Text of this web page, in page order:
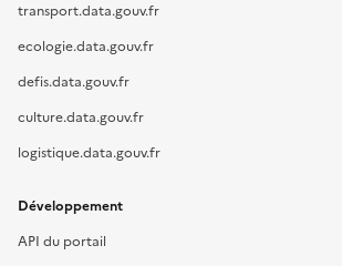
transport.data.gouv.fr
ecologie.data.gouv.fr
defis.data.gouv.fr
culture.data.gouv.fr
logistique.data.gouv.fr
Développement
API du portail